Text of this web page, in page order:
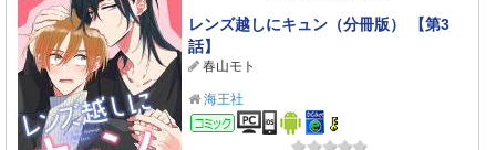
レンズ越しにキュン（分冊版） 【第3
話】
春山モト
海王社
コミック